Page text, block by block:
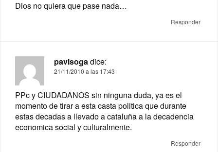
Dios no quiera que pase nada…
Responder
pavisogadice:
21/11/2010 a las 17:43
PPc y CIUDADANOS sin ninguna duda, ya es el
momento de tirar a esta casta politica que durante
estas decadas a llevado a cataluña a la decadencia
economica social y culturalmente.
Responder